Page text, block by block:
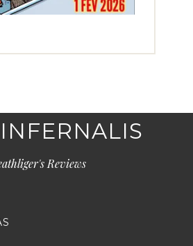
Reviews